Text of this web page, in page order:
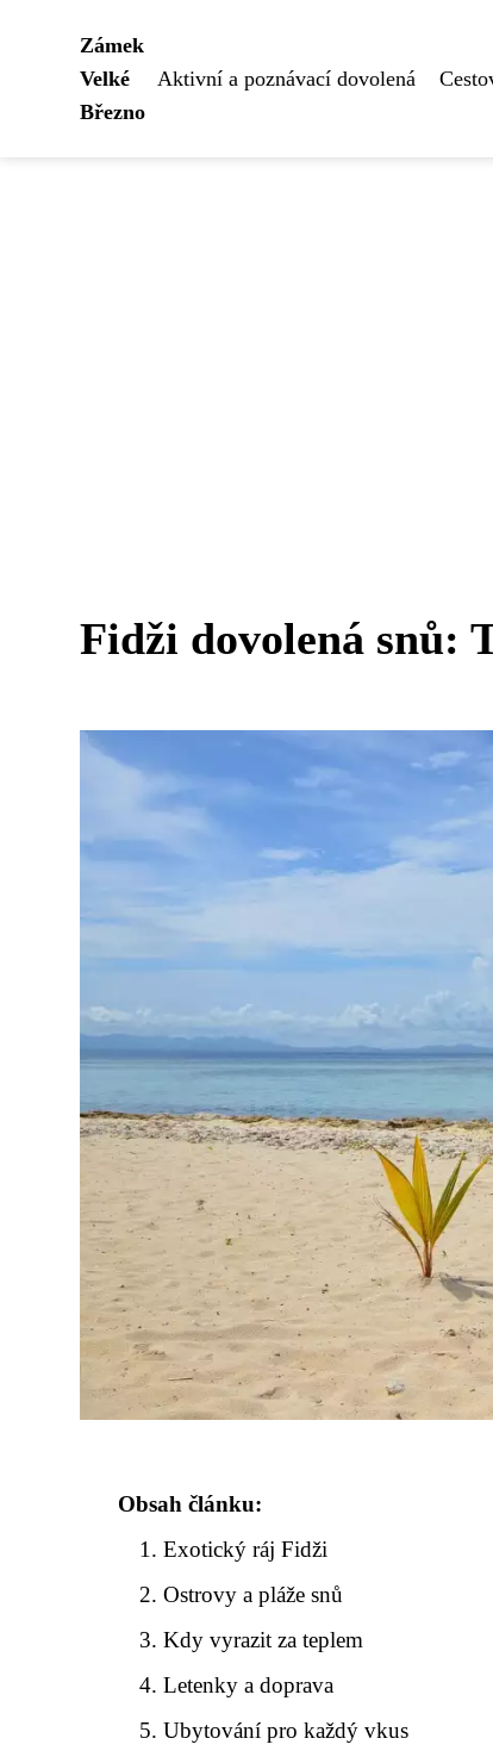
Zámek
Velké
Březno
Aktivní a poznávací dovolená
Fidži dovolená snů:
Obsah článku:
Exotický ráj Fidži
Ostrovy a pláže snů
Kdy vyrazit za teplem
Letenky a doprava
Ubytování pro každý vkus